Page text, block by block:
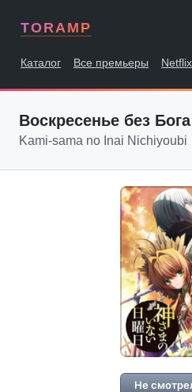
TORAMP
Каталог Все премьеры
Воскресенье без Бога
Kami-sama no Inai Nichiyoubi
Не